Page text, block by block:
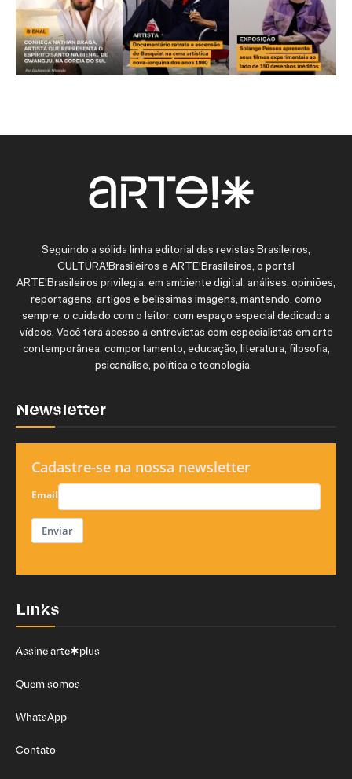
Seguindo a sólida linha editorial das revistas Brasileiros,
CULTURA!Brasileiros e ARTE!Brasileiros, o portal
ARTE!Brasileiros privilegia, em ambiente digital, análises, opiniões,
reportagens, artigos e belíssimas imagens, mantendo, como
sempre, o cuidado com o leitor, com espaço especial dedicado a
vídeos. Você terá acesso a entrevistas com especialistas em arte
contemporânea, comportamento, educação, literatura, filosofia,
psicanálise, política e tecnologia.
Newsletter
Cadastre-se na nossa newsletter
Email
Enviar
Links
Assine arte✱plus
Quem somos
WhatsApp
Contato